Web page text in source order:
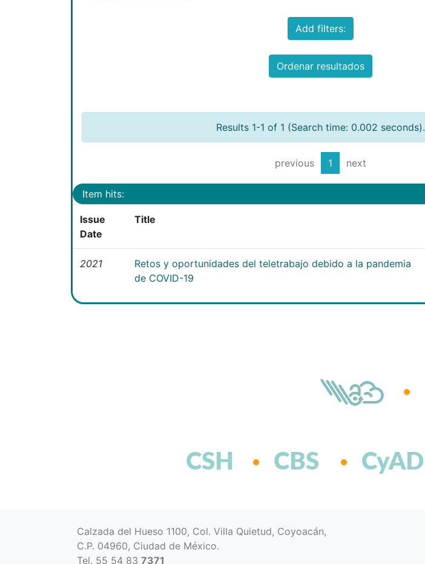
Add filters:
Ordenar resultados
Results 1-1 of 1 (Search time: 0.002 seconds).
previous 1 next
Item hits:
Issue
Date
Title
2021
Retos y oportunidades del teletrabajo debido a la pandemia
de COVID-19
CSH CBS CyAD
Calzada del Hueso 1100, Col. Villa Quietud, Coyoacán,
C.P. 04960, Ciudad de México.
Tel. 55 54 83 7371